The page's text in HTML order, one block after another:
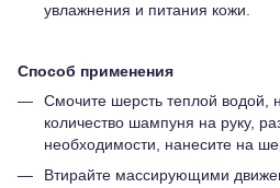
увлажнения и питания кожи.
Способ применения
Смочите шерсть теплой водой,
количество шампуня на руку,
необходимости, нанесите на
Втирайте массирующими